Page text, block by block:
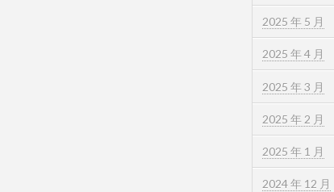
2025 年 5 月
2025 年 4 月
2025 年 3 月
2025 年 2 月
2025 年 1 月
2024 年 12 月